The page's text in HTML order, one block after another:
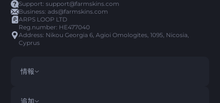
Support:support@farmskins.com
Business:ads@farmskins.com
ARPS LOOP LTD
Reg.number: HE477040
Address: Nikou Georgia 6, Agioi Omologites, 1095, Nicosia,
Cyprus
情報
利用規約
追加